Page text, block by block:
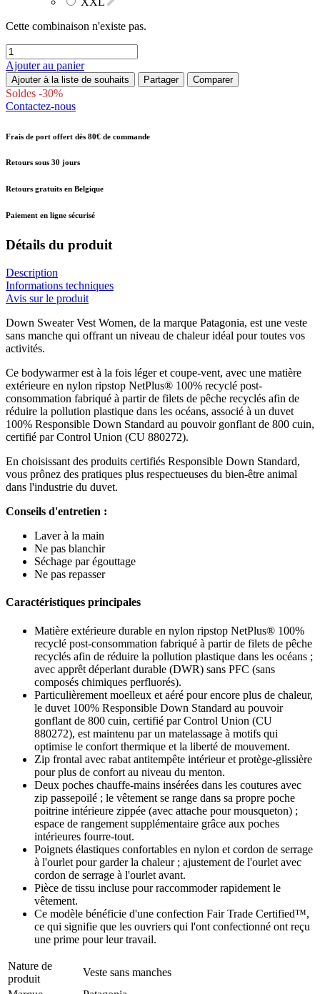
Cette combinaison n'existe pas.
Ajouter au panier
Ajouter à la liste de souhaits Partager Comparer
Soldes -30%
Contactez-nous
Frais de port offert dès 80€ de commande
Retours sous 30 jours
Retours gratuits en Belgique
Paiement en ligne sécurisé
Détails du produit
Description
Informations techniques
Avis sur le produit
Down Sweater Vest Women, de la marque Patagonia, est une veste
sans manche qui offrant un niveau de chaleur idéal pour toutes vos
activités.
Ce bodywarmer est à la fois léger et coupe-vent, avec une matière
extérieure en nylon ripstop NetPlus® 100% recyclé post-
consommation fabriqué à partir de filets de pêche recyclés afin de
réduire la pollution plastique dans les océans, associé à un duvet
100% Responsible Down Standard au pouvoir gonflant de 800 cuin,
certifié par Control Union (CU 880272).
En choisissant des produits certifiés Responsible Down Standard,
vous prônez des pratiques plus respectueuses du bien-être animal
dans l'industrie du duvet.
Conseils d'entretien :
Laver à la main
Ne pas blanchir
Séchage par égouttage
Ne pas repasser
Caractéristiques principales
Matière extérieure durable en nylon ripstop NetPlus® 100%
recyclé post-consommation fabriqué à partir de filets de pêche
recyclés afin de réduire la pollution plastique dans les océans ;
avec apprêt déperlant durable (DWR) sans PFC (sans
composés chimiques perfluorés).
Particulièrement moelleux et aéré pour encore plus de chaleur,
le duvet 100% Responsible Down Standard au pouvoir
gonflant de 800 cuin, certifié par Control Union (CU
880272), est maintenu par un matelassage à motifs qui
optimise le confort thermique et la liberté de mouvement.
Zip frontal avec rabat antitempête intérieur et protège-glissière
pour plus de confort au niveau du menton.
Deux poches chauffe-mains insérées dans les coutures avec
zip passepoilé ; le vêtement se range dans sa propre poche
poitrine intérieure zippée (avec attache pour mousqueton) ;
espace de rangement supplémentaire grâce aux poches
intérieures fourre-tout.
Poignets élastiques confortables en nylon et cordon de serrage
à l'ourlet pour garder la chaleur ; ajustement de l'ourlet avec
cordon de serrage à l'ourlet avant.
Pièce de tissu incluse pour raccommoder rapidement le
vêtement.
Ce modèle bénéficie d'une confection Fair Trade Certified™,
ce qui signifie que les ouvriers qui l'ont confectionné ont reçu
une prime pour leur travail.
Nature de
produit
Veste sans manches